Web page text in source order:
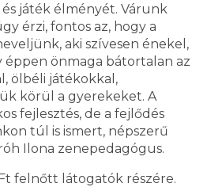
játék élményét. Várunk
érzi, fontos az, hogy a
aki szívesen énekel,
éppen önmaga bátortalan az
ölbéli játékokkal,
körül a gyerekeket. A
fejlesztés, de a fejlődés
túl is ismert, népszerű
Ilona zenepedagógus.
felnőtt látogatók részére.